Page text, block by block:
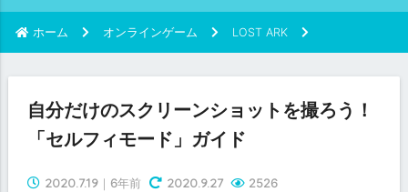
ホーム オンラインゲーム LOST ARK
自分だけのスクリーンショットを撮ろう！
「セルフィモード」ガイド
2020.7.19｜6年前 2020.9.27 2526